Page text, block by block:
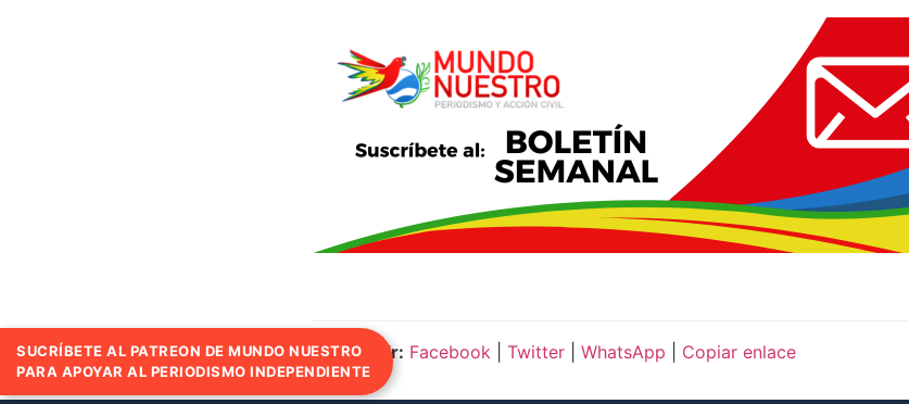
Compartir: Facebook Twitter WhatsApp Copiar enlace
SUCRÍBETE AL PATREON DE MUNDO NUESTRO
PARA APOYAR AL PERIODISMO INDEPENDIENTE